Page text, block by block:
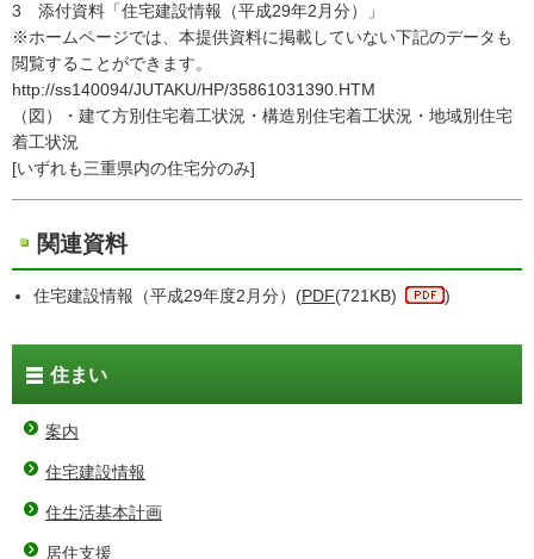
3 添付資料「住宅建設情報（平成29年2月分）」
※ホームページでは、本提供資料に掲載していない下記のデータも
閲覧することができます。
http://ss140094/JUTAKU/HP/35861031390.HTM
（図）・建て方別住宅着工状況・構造別住宅着工状況・地域別住宅
着工状況
[いずれも三重県内の住宅分のみ]
関連資料
住宅建設情報（平成29年度2月分）(PDF(721KB) )
住まい
案内
住宅建設情報
住生活基本計画
居住支援